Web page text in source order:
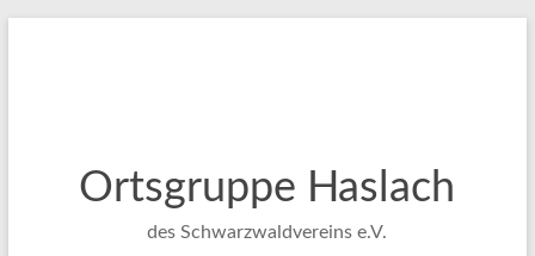
Ortsgruppe Haslach
des Schwarzwaldvereins e.V.